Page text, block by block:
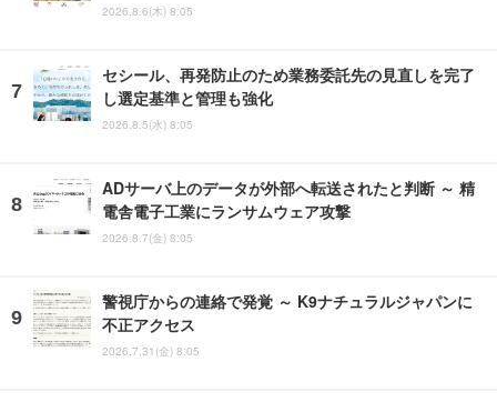
2026.8.6(木) 8:05
セシール、再発防止のため業務委託先の見直しを完了
し選定基準と管理も強化
2026.8.5(水) 8:05
ADサーバ上のデータが外部へ転送されたと判断 ～ 精
電舎電子工業にランサムウェア攻撃
2026.8.7(金) 8:05
警視庁からの連絡で発覚 ～ K9ナチュラルジャパンに
不正アクセス
2026.7.31(金) 8:05